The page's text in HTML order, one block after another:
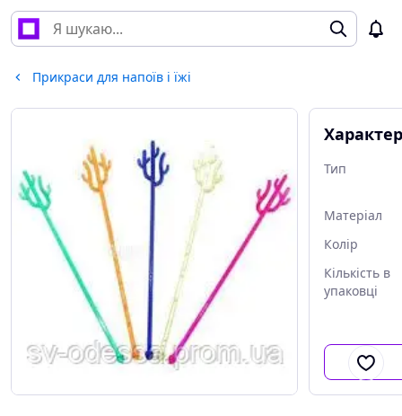
Прикраси для напоїв і їжі
Тип
Матеріал
Колір
Кількість в
упаковці